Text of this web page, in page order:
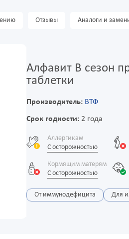
Отзывы Аналоги и
Алфавит В сезон
таблетки
Производитель: ВТФ
Срок годности:2 года
Аллергикам
С осторожностью
Кормящим матерям
С осторожностью
От иммунодефицита Для